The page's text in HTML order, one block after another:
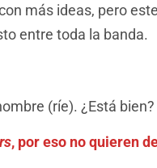
más ideas, pero
entre toda la banda.
(ríe). ¿Está bien?
, por eso no quieren